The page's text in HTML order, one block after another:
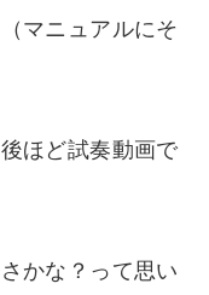
マニュアルにそ
ほど試奏動画で
かな？って思い